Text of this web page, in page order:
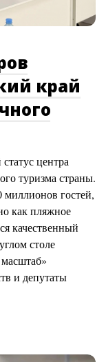
край
центра
туризма страны.
гостей,
как пляжное
качественный
столе
и депутаты